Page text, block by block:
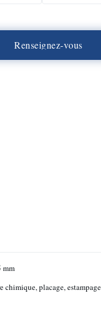
Renseignez-vous
mm
chimique, placage,